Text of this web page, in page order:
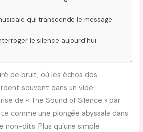
qui transcende le message
le silence aujourd’hui
de bruit, où les échos des
souvent dans un vide
de « The Sound of Silence » par
comme une plongée abyssale dans
non-dits. Plus qu’une simple